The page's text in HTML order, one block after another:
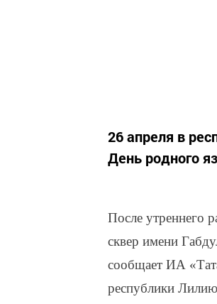
26 апреля в
День родного
После утреннего
сквер имени
сообщает ИА
республики